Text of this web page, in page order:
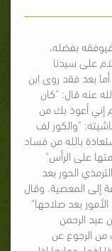
بفضله،
على سيدنا
بعد فقد روى ابن
عنه قال: "كان
إني أعوذ بك من
في حاشيته: "والكور لف
بالله من فساد
على الرأس"
الحور بعد
إلى المعصية. وقال
بعد صلاحها"
عبد الرحمن
من الرجوع عن